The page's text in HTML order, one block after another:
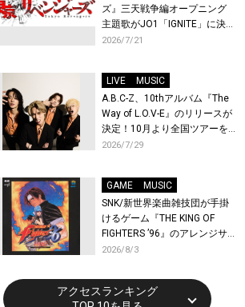
ズ』三天戦争編オープニング
主題歌がJO1「IGNITE」に決
定！メンバー全員から喜びと
先行上映会を開催！
2026/7/21
LIVE
MUSIC
A.B.C-Z、10thアルバム『The
Way of L.O.V-E』のリリースが
決定！10月より全国ツアーを
開催！
2026/7/29
GAME
MUSIC
SNK/新世界楽曲雑技団が手掛
けるゲーム『THE KING OF
FIGHTERS ’96』のアレンジサ
ウンドトラックが配信開始！
2026/8/3
アクセスランキング